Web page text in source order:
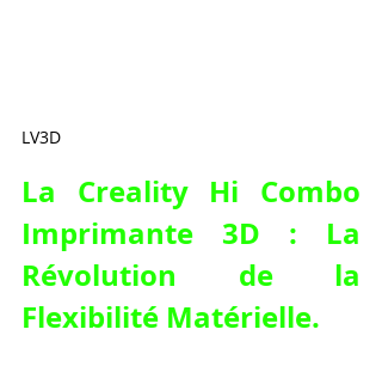
LV3D
La Creality Hi Combo
Imprimante 3D : La
Révolution de la
Flexibilité Matérielle.